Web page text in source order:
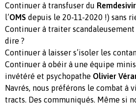
Continuer à transfuser du
l’OMS depuis le 20-11-2020 !) sans
Continuer à traiter
dire ?
Continuer à laisser s’isoler les
Continuer à obéir à une équipe
invétéré et psychopathe Olivier
Navrés, nous préférons le combat à
tracts. Des communiqués. Même si